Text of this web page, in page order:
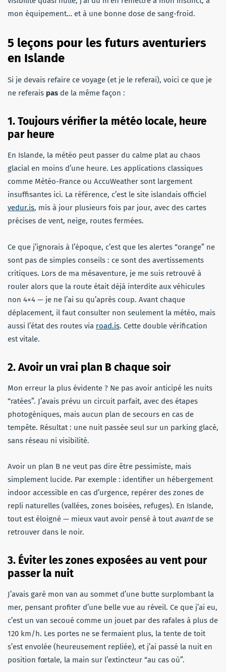
mon équipement… et à une bonne dose de sang-froid.
5 leçons pour les futurs aventuriers
en Islande
Si je devais refaire ce voyage (et je le referai), voici ce que je
ne referais pas de la même façon :
1. Toujours vérifier la météo locale, heure
par heure
En Islande, la météo peut passer du calme plat au chaos
glacial en moins d’une heure. Les applications classiques
comme Météo-France ou AccuWeather sont largement
insuffisantes ici. La référence, c’est le site islandais officiel
vedur.is, mis à jour plusieurs fois par jour, avec des cartes
précises de vent, neige, routes fermées.
Ce que j’ignorais à l’époque, c’est que les alertes “orange” ne
sont pas de simples conseils : ce sont des avertissements
critiques. Lors de ma mésaventure, je me suis retrouvé à
rouler alors que la route était déjà interdite aux véhicules
non 4×4 — je ne l’ai su qu’après coup. Avant chaque
déplacement, il faut consulter non seulement la météo, mais
aussi l’état des routes via road.is. Cette double vérification
est vitale.
2. Avoir un vrai plan B chaque soir
Mon erreur la plus évidente ? Ne pas avoir anticipé les nuits
“ratées”. J’avais prévu un circuit parfait, avec des étapes
photogéniques, mais aucun plan de secours en cas de
tempête. Résultat : une nuit passée seul sur un parking glacé,
sans réseau ni visibilité.
Avoir un plan B ne veut pas dire être pessimiste, mais
simplement lucide. Par exemple : identifier un hébergement
indoor accessible en cas d’urgence, repérer des zones de
repli naturelles (vallées, zones boisées, refuges). En Islande,
tout est éloigné — mieux vaut avoir pensé à tout avantde se
retrouver dans le noir.
3. Éviter les zones exposées au vent pour
passer la nuit
J’avais garé mon van au sommet d’une butte surplombant la
mer, pensant profiter d’une belle vue au réveil. Ce que j’ai eu,
c’est un van secoué comme un jouet par des rafales à plus de
120 km/h. Les portes ne se fermaient plus, la tente de toit
s’est envolée (heureusement repliée), et j’ai passé la nuit en
position fœtale, la main sur l’extincteur “au cas où”.